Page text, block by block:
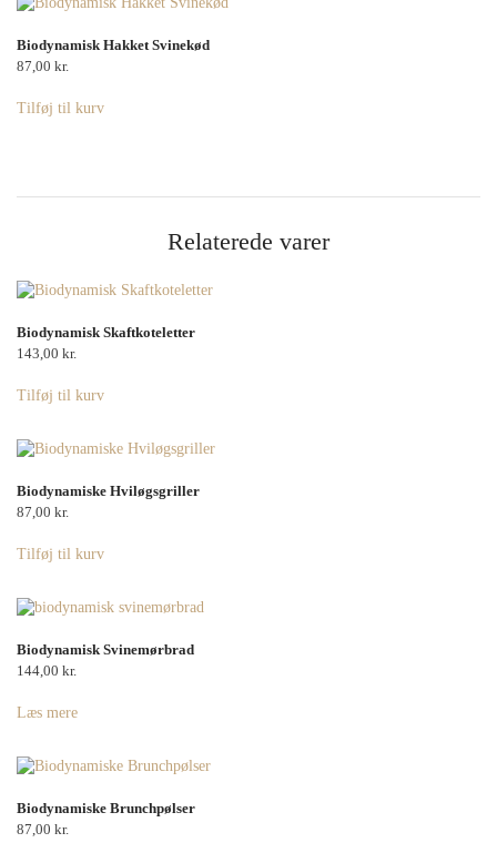
Biodynamisk Hakket Svinekød
87,00 kr.
Tilføj til kurv
Relaterede varer
Biodynamisk Skaftkoteletter
143,00 kr.
Tilføj til kurv
Biodynamiske Hviløgsgriller
87,00 kr.
Tilføj til kurv
Biodynamisk Svinemørbrad
144,00 kr.
Læs mere
Biodynamiske Brunchpølser
87,00 kr.